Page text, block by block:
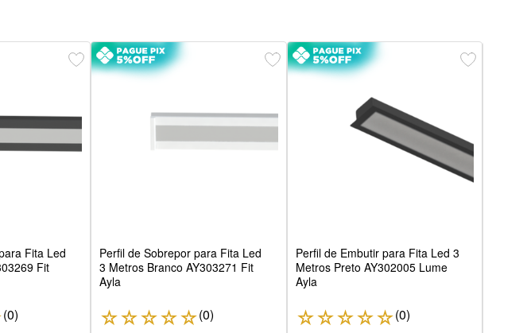
Fita Led
Fit
(0)
Perfil de Sobrepor para Fita Led
3 Metros Branco AY303271 Fit
Ayla
☆☆☆☆☆(0)
Perfil de Embutir para Fita Led 3
Metros Preto AY302005 Lume
Ayla
☆☆☆☆☆(0)